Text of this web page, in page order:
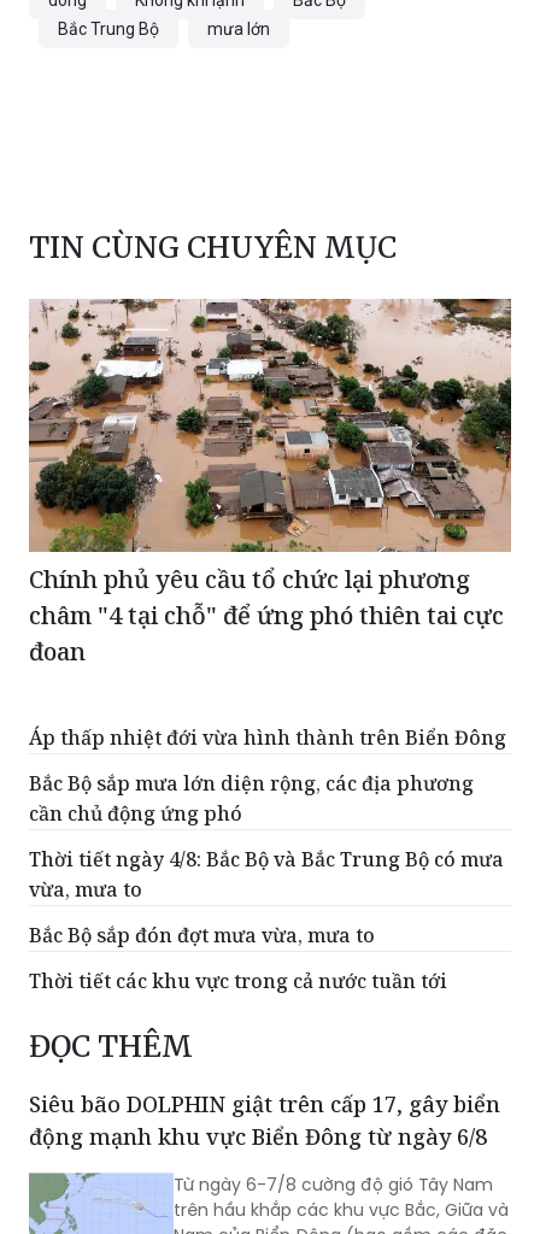
Bắc Trung Bộ
mưa lớn
TIN CÙNG CHUYÊN MỤC
Chính phủ yêu cầu tổ chức lại phương
châm "4 tại chỗ" để ứng phó thiên tai cực
đoan
Áp thấp nhiệt đới vừa hình thành trên Biển Đông
Bắc Bộ sắp mưa lớn diện rộng, các địa phương
cần chủ động ứng phó
Thời tiết ngày 4/8: Bắc Bộ và Bắc Trung Bộ có mưa
vừa, mưa to
Bắc Bộ sắp đón đợt mưa vừa, mưa to
Thời tiết các khu vực trong cả nước tuần tới
ĐỌC THÊM
Siêu bão DOLPHIN giật trên cấp 17, gây biển
động mạnh khu vực Biển Đông từ ngày 6/8
Từ ngày 6-7/8 cường độ gió Tây Nam
trên hầu khắp các khu vực Bắc, Giữa và